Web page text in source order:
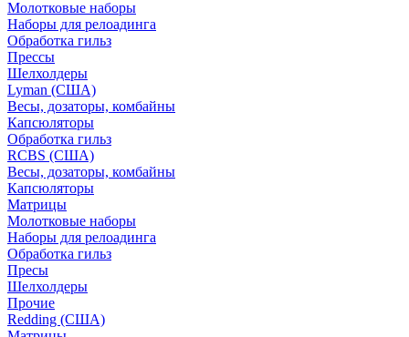
Молотковые наборы
Наборы для релоадинга
Обработка гильз
Преcсы
Шелхолдеры
Lyman (США)
Весы, дозаторы, комбайны
Капсюляторы
Обработка гильз
RCBS (США)
Весы, дозаторы, комбайны
Капсюляторы
Матрицы
Молотковые наборы
Наборы для релоадинга
Обработка гильз
Пресы
Шелхолдеры
Прочие
Redding (США)